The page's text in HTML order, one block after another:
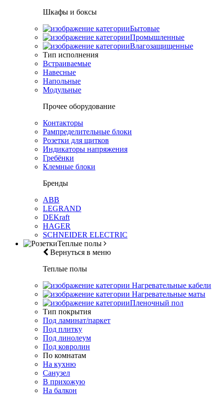
Шкафы и боксы
Бытовые
Промышленные
Влагозащищенные
Тип исполнения
Встраиваемые
Навесные
Напольные
Модульные
Прочее оборудование
Контакторы
Рампределительные блоки
Розетки для щитков
Индикаторы напряжения
Гребёнки
Клемные блоки
Бренды
ABB
LEGRAND
DEKraft
HAGER
SCHNEIDER ELECTRIC
Теплые полы
Вернуться в меню
Теплые полы
Нагревательные кабели
Нагревательные маты
Пленочный пол
Тип покрытия
Под ламинат/паркет
Под плитку
Под линолеум
Под ковролин
По комнатам
На кухню
Санузел
В прихожую
На балкон